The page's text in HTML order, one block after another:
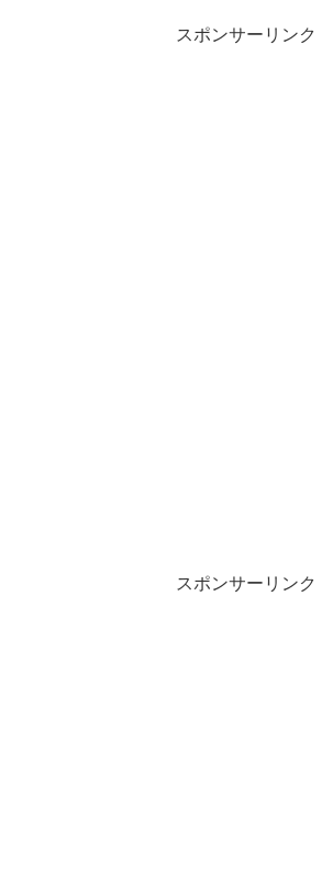
スポンサーリンク
スポンサーリンク